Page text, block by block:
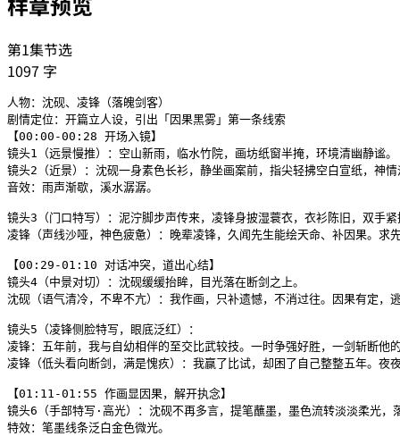
第1集节选
1097 字
人物：沈砚、凌锋（落魄剑客）
剧情定位：开篇立人设，引出「因果黑雾」第一条线索
【00:00-00:28 开场入镜】
镜头1（远景慢推）：空山新雨，临水竹院，画坊纸窗半掩，环境清幽静谧。
镜头2（近景）：沈砚一身素色长衫，静坐画案前，指尖轻拂空白宣纸，神情
音效：雨声渐歇，溪水潺潺。
镜头3（门口特写）：泥泞脚步声传来，凌锋身披湿蓑衣，衣衫陈旧，双手
凌锋（声线沙哑，神色疲惫）：晚辈凌锋，久闻先生能绘天命、补因果。求
【00:29-01:10 对话冲突，道出心结】
镜头4（中景对切）：沈砚缓缓抬眸，目光落在断剑之上。
沈砚（语气清冷，不卑不亢）：我作画，只补遗憾，不消过往。因果有定，
镜头5（凌锋侧脸特写，眼底泛红）：
凌锋：五年前，我与自幼相伴的至交比武较技。一时争强好胜，一剑斩断他
凌锋（低头看向断剑，满是愧疚）：我赢了比试，却困了自己整整五年。夜
【01:11-01:55 作画显因果，解开执念】
镜头6（手部特写·高光）：沈砚不再多言，提笔蘸墨，墨色流转淡淡柔光，
特效：笔墨线条泛白金色微光。